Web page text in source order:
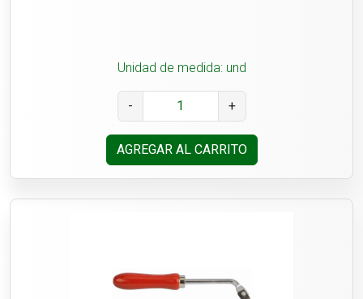
Unidad de medida: und
- +
AGREGAR AL CARRITO